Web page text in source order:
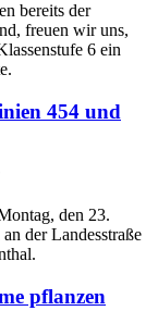
bereits der
freuen wir uns,
6 ein
454 und
den 23.
der Landesstraße
pflanzen